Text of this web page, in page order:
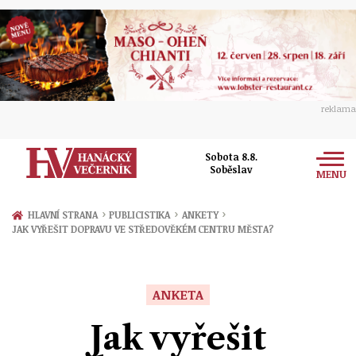
reklama
Sobota 8.8.
Soběslav
MENU
Zprávy
HLAVNÍ STRANA › PUBLICISTIKA › ANKETY ›
JAK VYŘEŠIT DOPRAVU VE STŘEDOVĚKÉM CENTRU MĚSTA?
ANKETA
Jak vyřešit